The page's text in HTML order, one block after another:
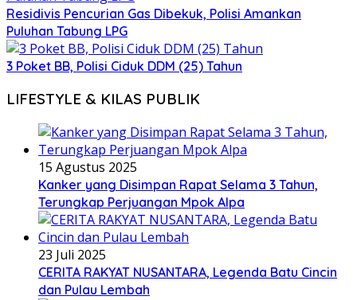
Residivis Pencurian Gas Dibekuk, Polisi Amankan
Puluhan Tabung LPG
3 Poket BB, Polisi Ciduk DDM (25) Tahun
LIFESTYLE & KILAS PUBLIK
15 Agustus 2025
Kanker yang Disimpan Rapat Selama 3 Tahun,
Terungkap Perjuangan Mpok Alpa
23 Juli 2025
CERITA RAKYAT NUSANTARA, Legenda Batu Cincin
dan Pulau Lembah